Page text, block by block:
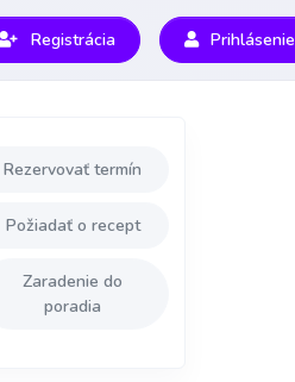
Registrácia Prihlásenie
Rezervovať termín
Požiadať o recept
Zaradenie do
poradia